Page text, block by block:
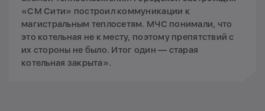
«СМ Сити» построил коммуникации к
магистральным теплосетям. МЧС понимали, что
это котельная не к месту, поэтому препятствий с
их стороны не было. Итог один — старая
котельная закрыта».